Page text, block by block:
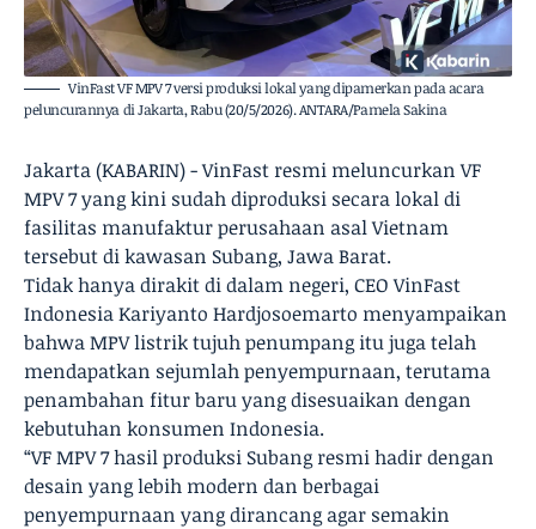
VinFast VF MPV 7 versi produksi lokal yang dipamerkan pada acara
peluncurannya di Jakarta, Rabu (20/5/2026). ANTARA/Pamela Sakina
Jakarta (KABARIN) - VinFast resmi meluncurkan VF
MPV 7 yang kini sudah diproduksi secara lokal di
fasilitas manufaktur perusahaan asal Vietnam
tersebut di kawasan Subang, Jawa Barat.
Tidak hanya dirakit di dalam negeri, CEO VinFast
Indonesia Kariyanto Hardjosoemarto menyampaikan
bahwa MPV listrik tujuh penumpang itu juga telah
mendapatkan sejumlah penyempurnaan, terutama
penambahan fitur baru yang disesuaikan dengan
kebutuhan konsumen Indonesia.
“VF MPV 7 hasil produksi Subang resmi hadir dengan
desain yang lebih modern dan berbagai
penyempurnaan yang dirancang agar semakin